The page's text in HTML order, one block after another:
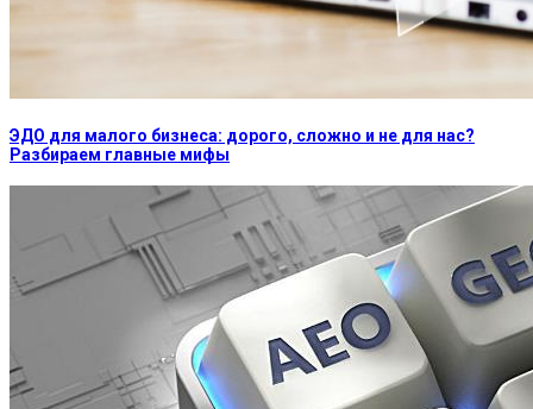
ЭДО для малого бизнеса: дорого, сложно и не для нас?
Разбираем главные мифы